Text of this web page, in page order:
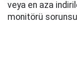
veya en aza
monitörü